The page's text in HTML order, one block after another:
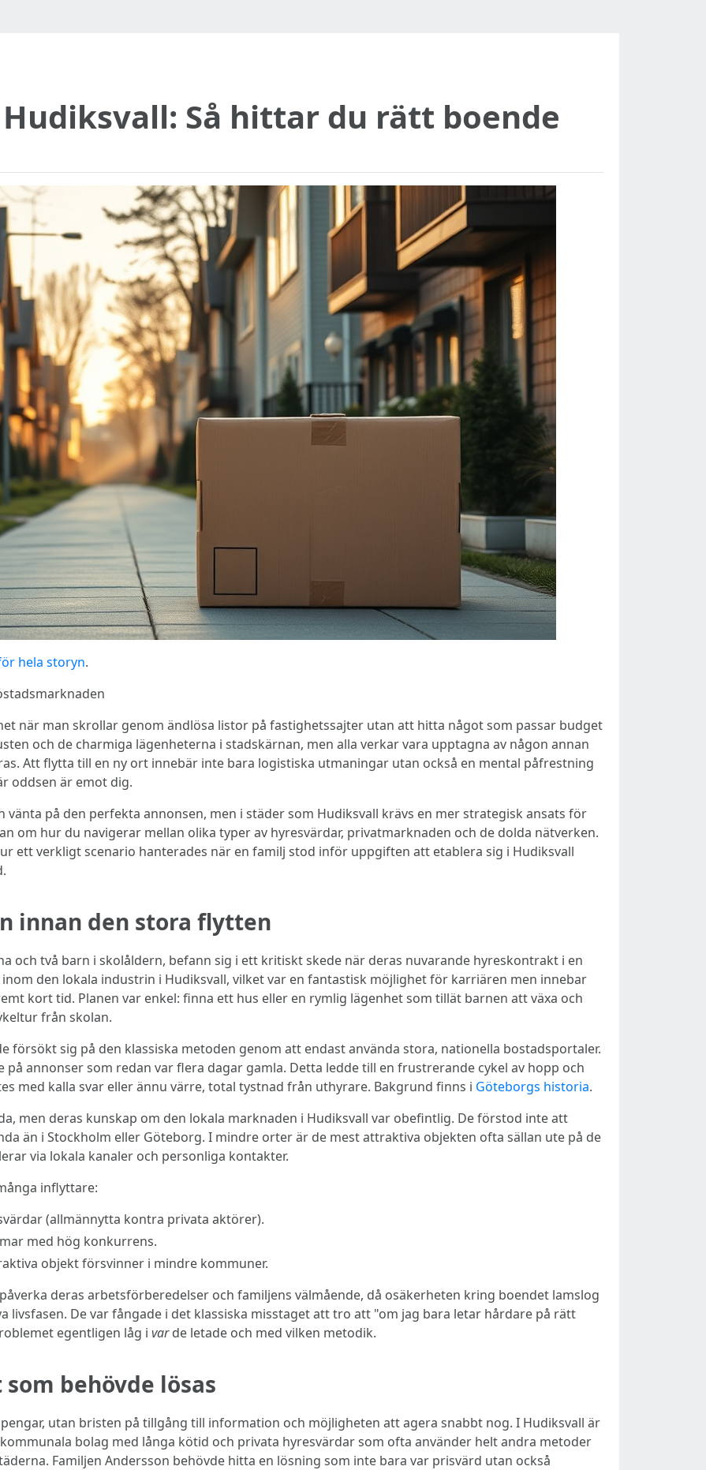
Så hittar du rätt boende
hela storyn.
när man skrollar genom ändlösa listor på fastighetssajter utan att hitta något som passar budget
och de charmiga lägenheterna i stadskärnan, men alla verkar vara upptagna av någon annan
Att flytta till en ny ort innebär inte bara logistiska utmaningar utan också en mental påfrestning
oddsen är emot dig.
på den perfekta annonsen, men i städer som Hudiksvall krävs en mer strategisk ansats för
om hur du navigerar mellan olika typer av hyresvärdar, privatmarknaden och de dolda nätverken.
ett verkligt scenario hanterades när en familj stod inför uppgiften att etablera sig i Hudiksvall
innan den stora flytten
och två barn i skolåldern, befann sig i ett kritiskt skede när deras nuvarande hyreskontrakt i en
den lokala industrin i Hudiksvall, vilket var en fantastisk möjlighet för karriären men innebar
kort tid. Planen var enkel: finna ett hus eller en rymlig lägenhet som tillät barnen att växa och
från skolan.
försökt sig på den klassiska metoden genom att endast använda stora, nationella bostadsportaler.
annonser som redan var flera dagar gamla. Detta ledde till en frustrerande cykel av hopp och
med kalla svar eller ännu värre, total tystnad från uthyrare. Bakgrund finns i Göteborgs historia.
men deras kunskap om den lokala marknaden i Hudiksvall var obefintlig. De förstod inte att
än i Stockholm eller Göteborg. I mindre orter är de mest attraktiva objekten ofta sällan ute på de
via lokala kanaler och personliga kontakter.
inflyttare:
(allmännytta kontra privata aktörer).
med hög konkurrens.
objekt försvinner i mindre kommuner.
deras arbetsförberedelser och familjens välmående, då osäkerheten kring boendet lamslog
livsfasen. De var fångade i det klassiska misstaget att tro att "om jag bara letar hårdare på rätt
egentligen låg i varde letade och med vilken metodik.
behövde lösas
utan bristen på tillgång till information och möjligheten att agera snabbt nog. I Hudiksvall är
bolag med långa kötid och privata hyresvärdar som ofta använder helt andra metoder
Familjen Andersson behövde hitta en lösning som inte bara var prisvärd utan också